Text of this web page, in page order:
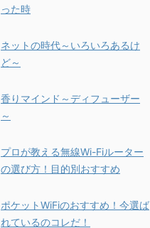
った時
ネットの時代～いろいろあるけ
ど～
香りマインド～ディフューザー
～
プロが教える無線Wi-Fiルーター
の選び方！目的別おすすめ
ポケットWiFiのおすすめ！今選ば
れているのコレだ！